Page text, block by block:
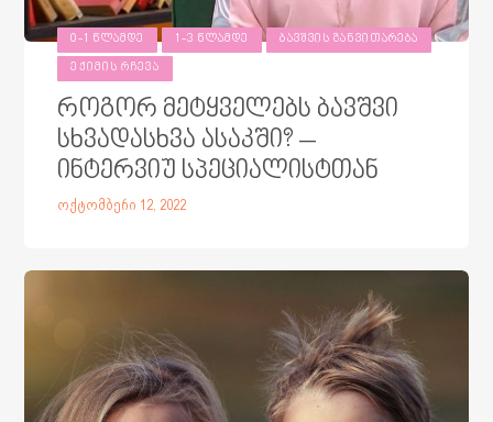
0-1 ᲬᲚᲐᲛᲓᲔ 1-3 ᲬᲚᲐᲛᲓᲔ
ᲑᲐᲕᲨᲕᲘᲡ ᲒᲐᲜᲕᲘᲗᲐᲠᲔᲑᲐ
ᲔᲥᲘᲛᲘᲡ ᲠᲩᲔᲕᲐ
როგორ მეტყველებს ბავშვი
სხვადასხვა ასაკში? –
ინტერვიუ სპეციალისტთან
ოქტომბერი 12, 2022